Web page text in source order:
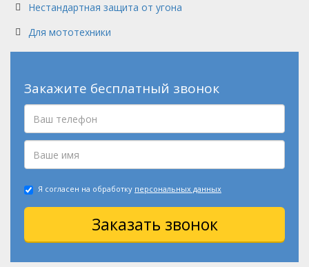
Нестандартная защита от угона
Для мототехники
Закажите бесплатный звонок
Я согласен на обработку персональных данных
Заказать звонок